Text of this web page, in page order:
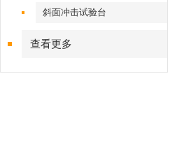
斜面冲击试验台
查看更多